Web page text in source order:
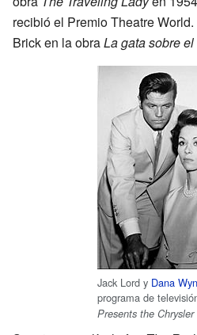
recibió el Premio Theatre
Brick en la obraLa gata sobre
Jack Lord y Dana
programa de
Presents the